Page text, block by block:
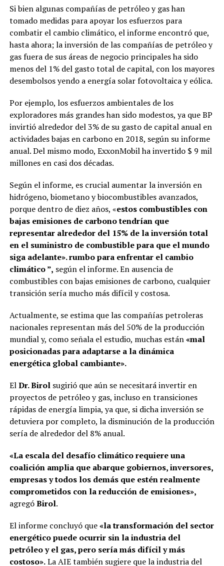
Si bien algunas compañías de petróleo y gas han
tomado medidas para apoyar los esfuerzos para
combatir el cambio climático, el informe encontró que,
hasta ahora; la inversión de las compañías de petróleo y
gas fuera de sus áreas de negocio principales ha sido
menos del 1% del gasto total de capital, con los mayores
desembolsos yendo a energía solar fotovoltaica y eólica.
Por ejemplo, los esfuerzos ambientales de los
exploradores más grandes han sido modestos, ya que BP
invirtió alrededor del 3% de su gasto de capital anual en
actividades bajas en carbono en 2018, según su informe
anual. Del mismo modo, ExxonMobil ha invertido $ 9 mil
millones en casi dos décadas.
Según el informe, es crucial aumentar la inversión en
hidrógeno, biometano y biocombustibles avanzados,
porque dentro de diez años, «estos combustibles con
bajas emisiones de carbono tendrían que
representar alrededor del 15% de la inversión total
en el suministro de combustible para que el mundo
siga adelante». rumbo para enfrentar el cambio
climático ”, según el informe. En ausencia de
combustibles con bajas emisiones de carbono, cualquier
transición sería mucho más difícil y costosa.
Actualmente, se estima que las compañías petroleras
nacionales representan más del 50% de la producción
mundial y, como señala el estudio, muchas están«mal
posicionadas para adaptarse a la dinámica
energética global cambiante».
ElDr. Birolsugirió que aún se necesitará invertir en
proyectos de petróleo y gas, incluso en transiciones
rápidas de energía limpia, ya que, si dicha inversión se
detuviera por completo, la disminución de la producción
sería de alrededor del 8% anual.
«La escala del desafío climático requiere una
coalición amplia que abarque gobiernos, inversores,
empresas y todos los demás que estén realmente
comprometidos con la reducción de emisiones»,
agregóBirol.
El informe concluyó que«la transformación del sector
energético puede ocurrir sin la industria del
petróleo y el gas, pero sería más difícil y más
costoso».La AIE también sugiere que la industria del